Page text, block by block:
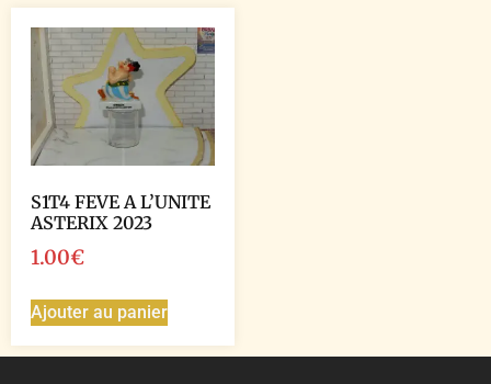
S1T4 FEVE A L’UNITE
ASTERIX 2023
1.00€
Ajouter au panier